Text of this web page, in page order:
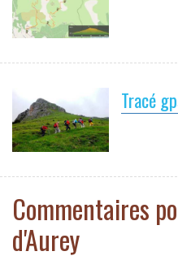
Tracé
Commentaires
d'Aurey